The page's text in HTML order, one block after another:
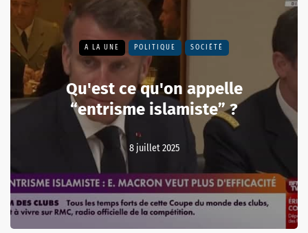
A LA UNE POLITIQUE SOCIÉTÉ
Qu'est ce qu'on appelle
“entrisme islamiste” ?
8 juillet 2025